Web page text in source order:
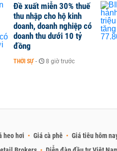
Đề xuất miễn 30% thuế
thu nhập cho hộ kinh
doanh, doanh nghiệp có
doanh thu dưới 10 tỷ
đồng
THỜI SỰ - 8 giờ trước
heo hơi Giá cà phê Giá tiêu hôm